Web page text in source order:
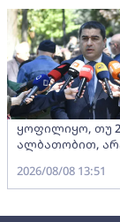
ყოფილიყო, თუ
ალბათობით,
2026/08/08 13:51